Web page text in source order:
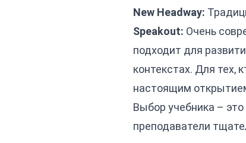
New Headway:
Speakout: Очень
подходит для
контекстах. Для тех,
настоящим
Выбор учебника –
преподаватели